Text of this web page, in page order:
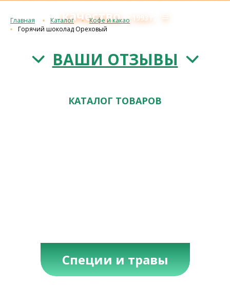
качествос 1993 г. ≡
Главная Каталог
Кофе и какао
Горячий шоколад Ореховый
ВАШИ ОТЗЫВЫ
КАТАЛОГ ТОВАРОВ
Специи и травы